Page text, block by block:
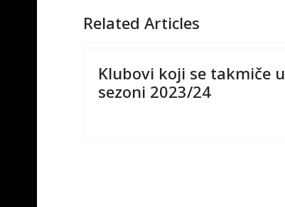
Related Articles
Klubovi koji se takmiče u
sezoni 2023/24